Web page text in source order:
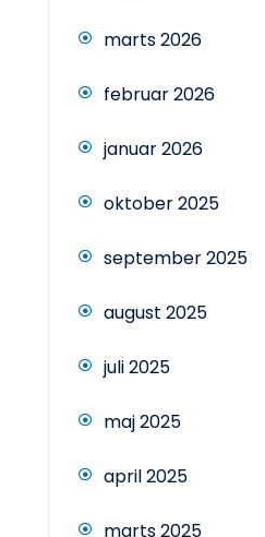
marts 2026
februar 2026
januar 2026
oktober 2025
september 2025
august 2025
juli 2025
maj 2025
april 2025
marts 2025